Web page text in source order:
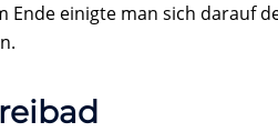
einigte man sich darauf